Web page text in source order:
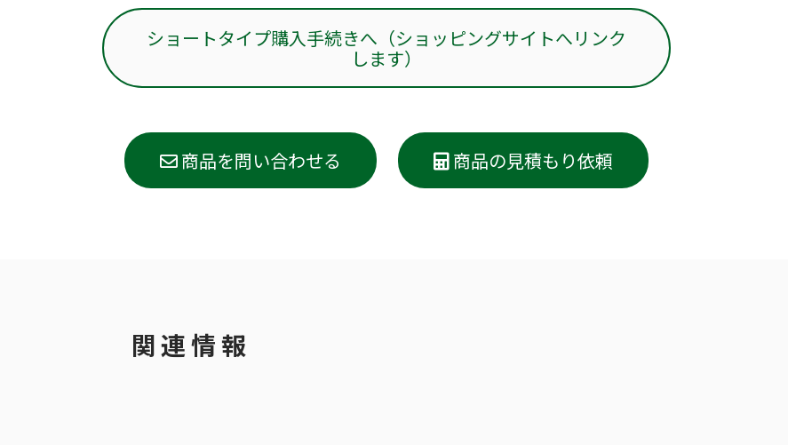
ショートタイプ購入手続きへ（ショッピングサイトへリンク
します）
商品を問い合わせる 商品の見積もり依頼
関連情報